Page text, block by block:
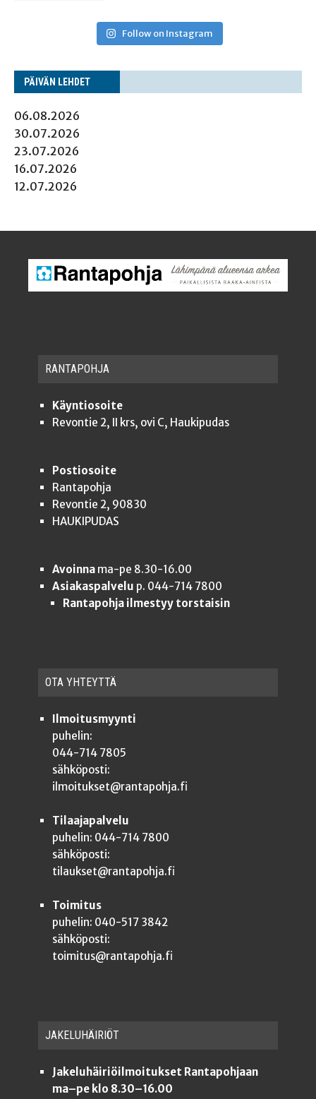
Follow on Instagram
PÄI­VÄN LEHDET
06.08.2026
30.07.2026
23.07.2026
16.07.2026
12.07.2026
RAN­TA­POH­JA
Käyntiosoite
Revontie 2, II krs, ovi C, Haukipudas
Postiosoite
Rantapohja
Revontie 2, 90830
HAUKIPUDAS
Avoinnama-pe 8.30-16.00
Asiakaspalvelu p. 044-714 7800
Rantapohja ilmestyy torstaisin
OTA YHTEYT­TÄ
Ilmoitusmyynti
puhelin:
044-714 7805
sähköposti:
ilmoitukset@rantapohja.fi
Tilaajapalvelu
puhelin: 044-714 7800
sähköposti:
tilaukset@rantapohja.fi
Toimitus
puhelin: 040-517 3842
sähköposti:
toimitus@rantapohja.fi
JAKE­LU­HÄI­RIÖT
Jakeluhäiriöilmoitukset Rantapohjaan
ma–pe klo 8.30–16.00